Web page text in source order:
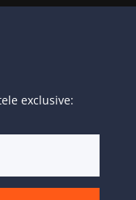
exclusive: